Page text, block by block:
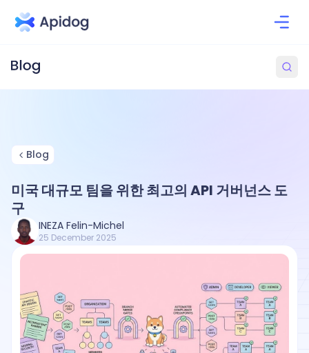
Blog
미국 대규모 팀을 위한 최고의 API 거버넌스 도
구
INEZA Felin-Michel
25 December 2025